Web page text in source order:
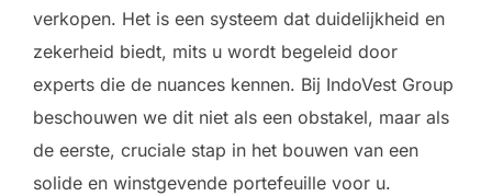
verkopen. Het is een systeem dat duidelijkheid en
zekerheid biedt, mits u wordt begeleid door
experts die de nuances kennen. Bij IndoVest Group
beschouwen we dit niet als een obstakel, maar als
de eerste, cruciale stap in het bouwen van een
solide en winstgevende portefeuille voor u.